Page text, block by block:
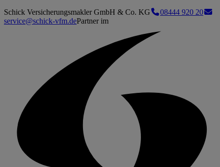
Schick Versicherungsmakler GmbH & Co. KG
08444 920 20
service@schick-vfm.dePartner im